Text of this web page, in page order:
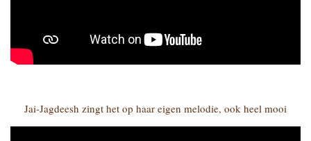
Jai-Jagdeesh zingt het op haar eigen melodie, ook heel mooi